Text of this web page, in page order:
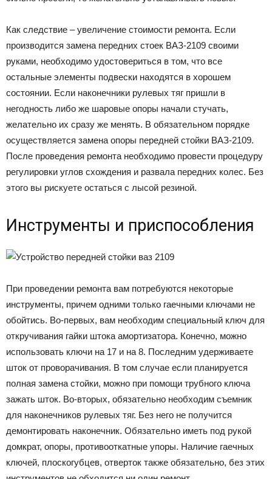
Как следствие – увеличение стоимости ремонта. Если
производится замена передних стоек ВАЗ-2109 своими
руками, необходимо удостовериться в том, что все
остальные элементы подвески находятся в хорошем
состоянии. Если наконечники рулевых тяг пришли в
негодность либо же шаровые опоры начали стучать,
желательно их сразу же менять. В обязательном порядке
осуществляется замена опоры передней стойки ВАЗ-2109.
После проведения ремонта необходимо провести процедуру
регулировки углов схождения и развала передних колес. Без
этого вы рискуете остаться с лысой резиной.
Инструменты и приспособления
При проведении ремонта вам потребуются некоторые
инструменты, причем одними только гаечными ключами не
обойтись. Во-первых, вам необходим специальный ключ для
откручивания гайки штока амортизатора. Конечно, можно
использовать ключи на 17 и на 8. Последним удерживаете
шток от проворачивания. В том случае если планируется
полная замена стойки, можно при помощи трубного ключа
зажать шток. Во-вторых, обязательно необходим съемник
для наконечников рулевых тяг. Без него не получится
демонтировать наконечник. Обязательно иметь под рукой
домкрат, опоры, противооткатные упоры. Наличие гаечных
ключей, плоскогубцев, отверток также обязательно, без этих